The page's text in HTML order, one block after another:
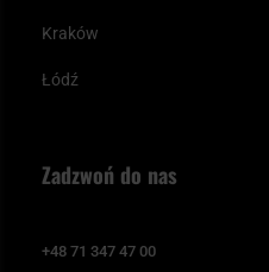
Kraków
Łódź
Zadzwoń do nas
+48 71 347 47 00